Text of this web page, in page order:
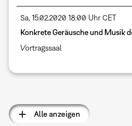
Sa, 15.02.2020 18:00 Uhr CET
Konkrete Geräusche und Musik
Vortragssaal
Alle anzeigen